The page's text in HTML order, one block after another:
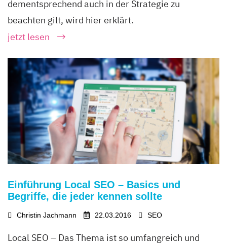
dementsprechend auch in der Strategie zu
beachten gilt, wird hier erklärt.
jetzt lesen
Einführung Local SEO – Basics und
Begriffe, die jeder kennen sollte
Christin Jachmann 22.03.2016 SEO
Local SEO – Das Thema ist so umfangreich und